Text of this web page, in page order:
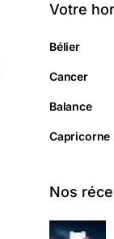
Votre
Bélier
Cancer
Balance
Capricorne
Nos